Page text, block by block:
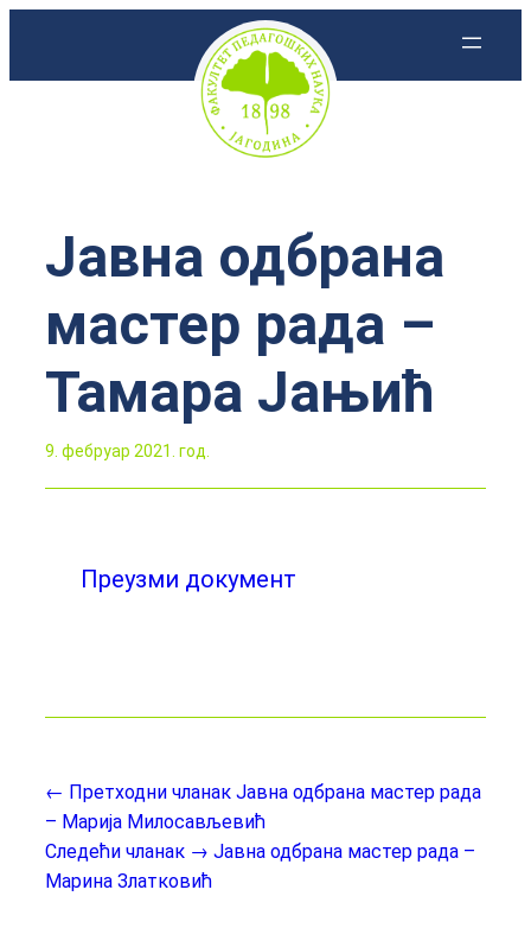
Јавна одбрана
мастер рада –
Тамара Јањић
9. фебруар 2021. год.
Преузми документ
← Претходни чланак Јавна одбрана мастер рада
– Марија Милосављевић
Следећи чланак → Јавна одбрана мастер рада –
Марина Златковић